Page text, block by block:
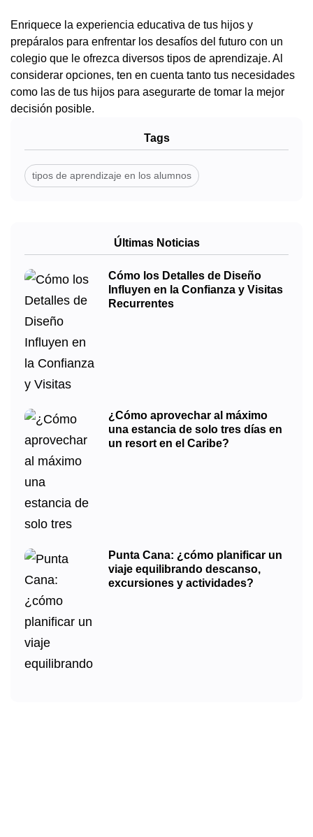
Enriquece la experiencia educativa de tus hijos y
prepáralos para enfrentar los desafíos del futuro con un
colegio que le ofrezca diversos tipos de aprendizaje. Al
considerar opciones, ten en cuenta tanto tus necesidades
como las de tus hijos para asegurarte de tomar la mejor
decisión posible.
Tags
tipos de aprendizaje en los alumnos
Últimas Noticias
Cómo los Detalles de Diseño
Influyen en la Confianza y Visitas
Recurrentes
¿Cómo aprovechar al máximo
una estancia de solo tres días en
un resort en el Caribe?
Punta Cana: ¿cómo planificar un
viaje equilibrando descanso,
excursiones y actividades?